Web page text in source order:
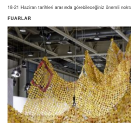
18-21 Haziran tarihleri arasında görebileceğiniz önemli
FUARLAR